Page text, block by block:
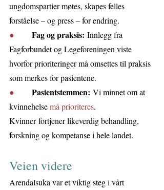
ungdomspartier møtes, skapes felles
forståelse – og press – for endring.
● Fag og praksis: Innlegg fra
Fagforbundet og Legeforeningen viste
hvorfor prioriteringer må omsettes til praksis
som merkes for pasientene.
● Pasientstemmen: Vi minnet om at
kvinnehelse må prioriteres.
Kvinner fortjener likeverdig behandling,
forskning og kompetanse i hele landet.
Veien videre
Arendalsuka var et viktig steg i vårt